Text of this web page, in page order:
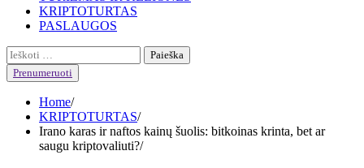
KRIPTOTURTAS
PASLAUGOS
Ieškoti:
Prenumeruoti
Home
KRIPTOTURTAS
Irano karas ir naftos kainų šuolis: bitkoinas krinta, bet ar
saugu kriptovaliuti?